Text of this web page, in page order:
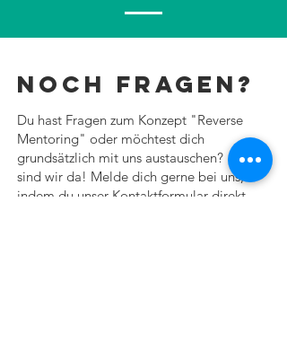
NOCH FRAGEN?
Du hast Fragen zum Konzept "Reverse
Mentoring" oder möchtest dich
grundsätzlich mit uns austauschen? Dafür
sind wir da! Melde dich gerne bei uns,
indem du unser Kontaktformular direkt